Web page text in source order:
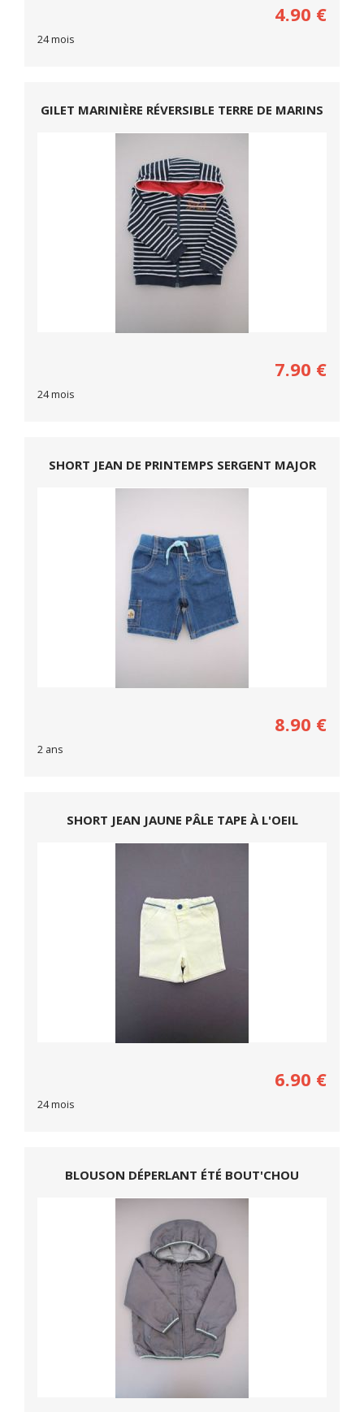
4.90 €
24 mois
GILET MARINIÈRE RÉVERSIBLE TERRE DE MARINS
7.90 €
24 mois
SHORT JEAN DE PRINTEMPS SERGENT MAJOR
8.90 €
2 ans
SHORT JEAN JAUNE PÂLE TAPE À L'OEIL
6.90 €
24 mois
BLOUSON DÉPERLANT ÉTÉ BOUT'CHOU